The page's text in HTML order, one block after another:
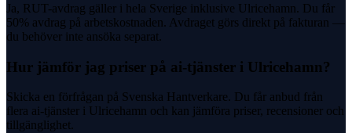
Ja, RUT-avdrag gäller i hela Sverige inklusive Ulricehamn. Du får
50% avdrag på arbetskostnaden. Avdraget görs direkt på fakturan —
du behöver inte ansöka separat.
Hur jämför jag priser på ai-tjänster i Ulricehamn?
Skicka en förfrågan på Svenska Hantverkare. Du får anbud från
flera ai-tjänster i Ulricehamn och kan jämföra priser, recensioner och
tillgänglighet.